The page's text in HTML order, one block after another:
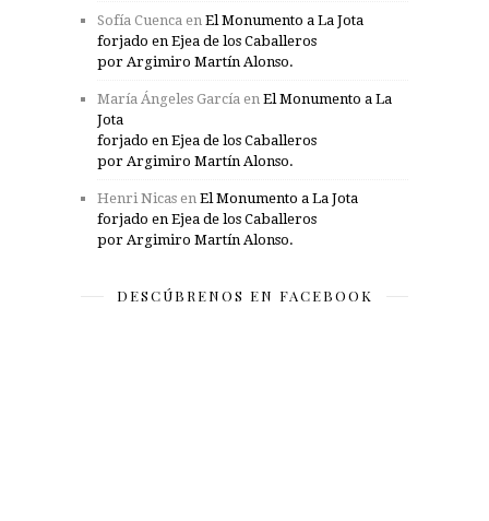
Sofía Cuenca en El Monumento a La Jota
forjado en Ejea de los Caballeros
por Argimiro Martín Alonso.
María Ángeles García en El Monumento a La
Jota
forjado en Ejea de los Caballeros
por Argimiro Martín Alonso.
Henri Nicas en El Monumento a La Jota
forjado en Ejea de los Caballeros
por Argimiro Martín Alonso.
DESCÚBRENOS EN FACEBOOK